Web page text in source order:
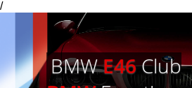
/
BMWE46Club